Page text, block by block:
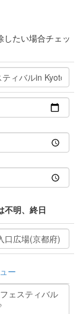
したい場合チェッ
不明、終日
ー